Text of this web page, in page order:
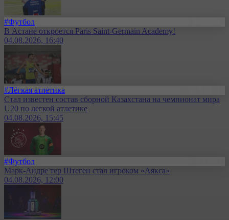
#Футбол
В Астане откроется Paris Saint-Germain Academy!
04.08.2026, 16:40
#Лёгкая атлетика
Стал известен состав сборной Казахстана на чемпионат мира
U20 по легкой атлетике
04.08.2026, 15:45
#Футбол
Марк-Андре тер Штеген стал игроком «Аякса»
04.08.2026, 12:00